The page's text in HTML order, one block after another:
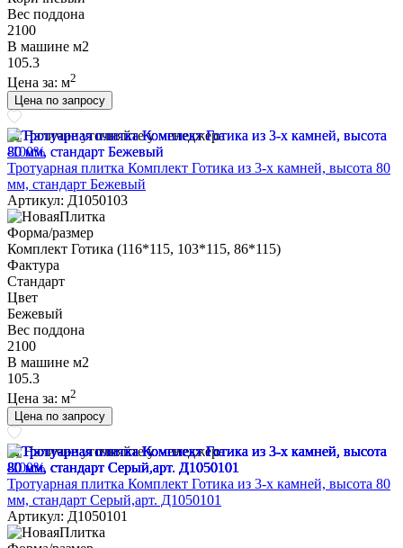
Вес поддона
2100
В машине м2
105.3
Цена за: м2
Цена по запросу
Наличие уточняйте у менеджера
-100%
Тротуарная плитка Комплект Готика из 3-х камней, высота 80
мм, стандарт Бежевый
Артикул: Д1050103
Форма/размер
Комплект Готика (116*115, 103*115, 86*115)
Фактура
Стандарт
Цвет
Бежевый
Вес поддона
2100
В машине м2
105.3
Цена за: м2
Цена по запросу
Наличие уточняйте у менеджера
-100%
Тротуарная плитка Комплект Готика из 3-х камней, высота 80
мм, стандарт Серый,арт. Д1050101
Артикул: Д1050101